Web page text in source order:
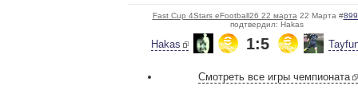
Fast Cup 4Stars eFootball26 22 марта22 Марта #
подтвердил: Hakas
Hakas 1:5
Смотреть все игры чемпионата